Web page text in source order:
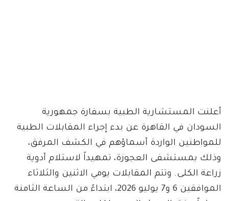
أعلنت المستشارية الطبية بسفارة جمهورية
السودان في القاهرة عن بدء إجراء المقابلات الطبية
للمواطنين الواردة أسماؤهم في الكشف المرفق،
وذلك بمستشفى العجوزة، تمهيداً لاستلام أدوية
زراعة الكلى. وتتم المقابلات يومي الاثنين والثلاثاء
الموافقين 6 و7 يوليو 2026، ابتداءً من الساعة الثامنة